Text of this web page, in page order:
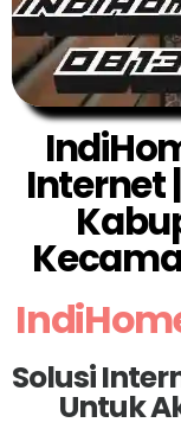
Internet
Solusi
Untuk